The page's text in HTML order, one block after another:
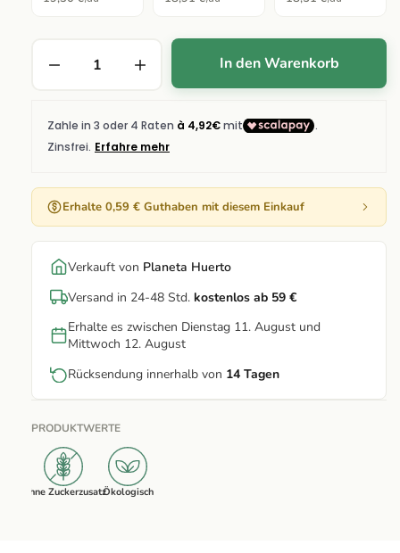
In den Warenkorb
Erhalte 0,59 € Guthaben mit diesem Einkauf
Verkauft von Planeta Huerto
Versand in 24-48 Std. kostenlos ab 59 €
Erhalte es zwischen Dienstag 11. August und
Mittwoch 12. August
Rücksendung innerhalb von 14 Tagen
PRODUKTWERTE
Ohne ZuckerzusatzÖkologisch